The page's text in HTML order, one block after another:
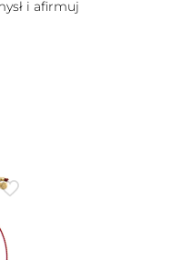
i afirmuj